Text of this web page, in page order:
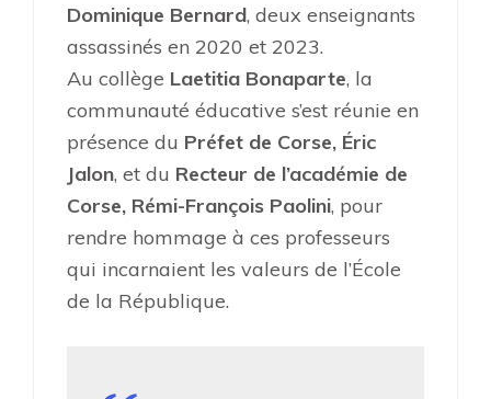
Dominique Bernard, deux enseignants
assassinés en 2020 et 2023.
Au collège Laetitia Bonaparte, la
communauté éducative s’est réunie en
présence du Préfet de Corse, Éric
Jalon, et du Recteur de l’académie de
Corse, Rémi-François Paolini, pour
rendre hommage à ces professeurs
qui incarnaient les valeurs de l’École
de la République.